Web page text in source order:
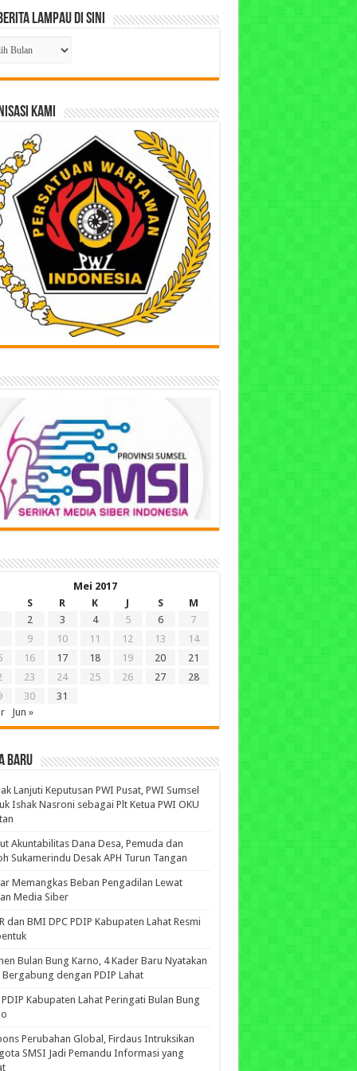
Lampau di Sini
KAMI
Mei 2017
S R K J S
M
2 3 4 5 6
7
9 10 11 12 13
14
16 17 18 19 20
21
23 24 25 26 27
28
30
31
Jun »
BARU
Lanjuti Keputusan PWI Pusat, PWI Sumsel
Ishak Nasroni sebagai Plt Ketua PWI OKU
Akuntabilitas Dana Desa, Pemuda dan
Sukamerindu Desak APH Turun Tangan
Memangkas Beban Pengadilan Lewat
Media Siber
dan BMI DPC PDIP Kabupaten Lahat Resmi
Bulan Bung Karno, 4 Kader Baru Nyatakan
Bergabung dengan PDIP Lahat
PDIP Kabupaten Lahat Peringati Bulan Bung
Perubahan Global, Firdaus Intruksikan
SMSI Jadi Pemandu Informasi yang